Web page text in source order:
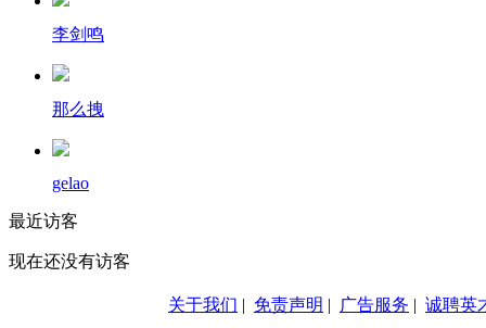
李剑鸣
那么拽
gelao
最近访客
现在还没有访客
关于我们 | 免责声明 | 广告服务 | 诚聘英